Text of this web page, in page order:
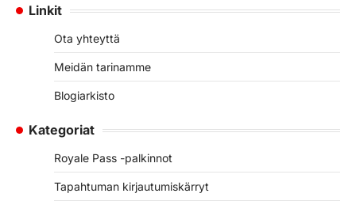
Linkit
Ota yhteyttä
Meidän tarinamme
Blogiarkisto
Kategoriat
Royale Pass -palkinnot
Tapahtuman kirjautumiskärryt